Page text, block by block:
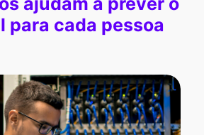
para cada pessoa